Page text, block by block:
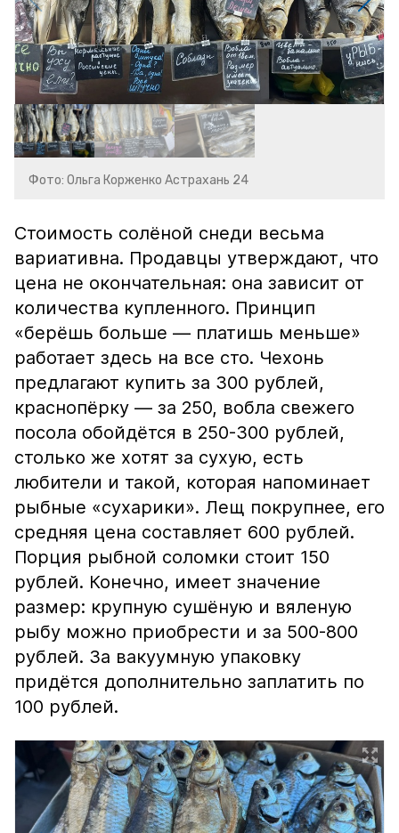
Фото: Ольга Корженко Астрахань 24
Стоимость солёной снеди весьма
вариативна. Продавцы утверждают, что
цена не окончательная: она зависит от
количества купленного. Принцип
«берёшь больше — платишь меньше»
работает здесь на все сто. Чехонь
предлагают купить за 300 рублей,
краснопёрку — за 250, вобла свежего
посола обойдётся в 250-300 рублей,
столько же хотят за сухую, есть
любители и такой, которая напоминает
рыбные «сухарики». Лещ покрупнее, его
средняя цена составляет 600 рублей.
Порция рыбной соломки стоит 150
рублей. Конечно, имеет значение
размер: крупную сушёную и вяленую
рыбу можно приобрести и за 500-800
рублей. За вакуумную упаковку
придётся дополнительно заплатить по
100 рублей.